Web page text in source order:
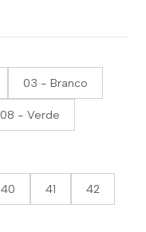
03 - Branco
08 - Verde
40 41 42